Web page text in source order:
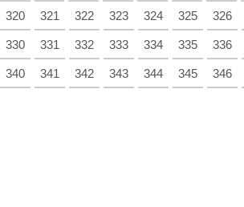
320 321 322 323 324 325 326
330 331 332 333 334 335 336
340 341 342 343 344 345 346